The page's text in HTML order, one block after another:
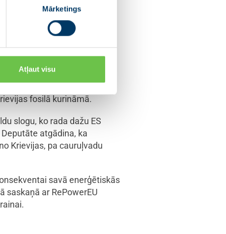
Mārketings
Atļaut visu
Katrs pārdotais
pret Ukrainu un
uzsver, ka deputāti ar lielu
enerģijas importu.
fosilā kurināmā.
slogu, ko rada dažu ES
atgādina, ka
Krievijas, pa cauruļvadu
savā enerģētiskās
saskaņā ar RePowerEU